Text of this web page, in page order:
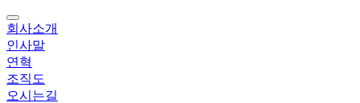
회사소개
인사말
연혁
조직도
오시는길